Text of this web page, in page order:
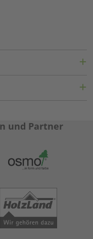
und Partner